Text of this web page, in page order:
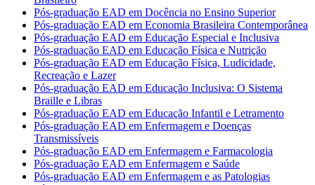
Pós-graduação EAD em Docência no Ensino Superior
Pós-graduação EAD em Economia Brasileira Contemporânea
Pós-graduação EAD em Educação Especial e Inclusiva
Pós-graduação EAD em Educação Física e Nutrição
Pós-graduação EAD em Educação Física, Ludicidade,
Recreação e Lazer
Pós-graduação EAD em Educação Inclusiva: O Sistema
Braille e Libras
Pós-graduação EAD em Educação Infantil e Letramento
Pós-graduação EAD em Enfermagem e Doenças
Transmissíveis
Pós-graduação EAD em Enfermagem e Farmacologia
Pós-graduação EAD em Enfermagem e Saúde
Pós-graduação EAD em Enfermagem e as Patologias